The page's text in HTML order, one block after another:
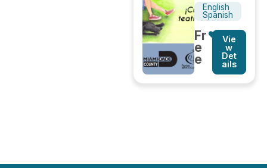
English
Spanish
Fr
e
e
Vie
w
Det
ails